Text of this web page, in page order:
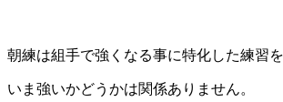
朝練は組手で強くなる事に特化した練習を
いま強いかどうかは関係ありません。